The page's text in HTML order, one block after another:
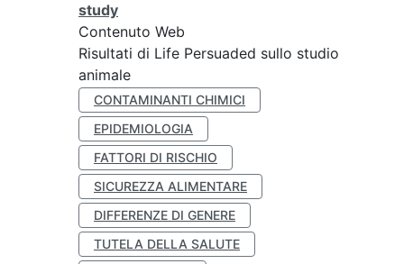
study
Contenuto Web
Risultati di Life Persuaded sullo studio
animale
CONTAMINANTI CHIMICI
EPIDEMIOLOGIA
FATTORI DI RISCHIO
SICUREZZA ALIMENTARE
DIFFERENZE DI GENERE
TUTELA DELLA SALUTE